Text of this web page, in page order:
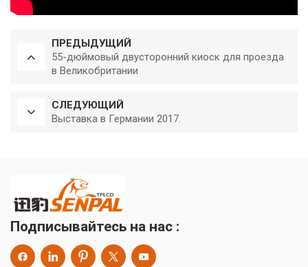
ПРЕДЫДУЩИЙ
55-дюймовый двусторонний киоск для проезда
в Великобритании
СЛЕДУЮЩИЙ
Выставка в Германии 2017.
Подписывайтесь на нас :